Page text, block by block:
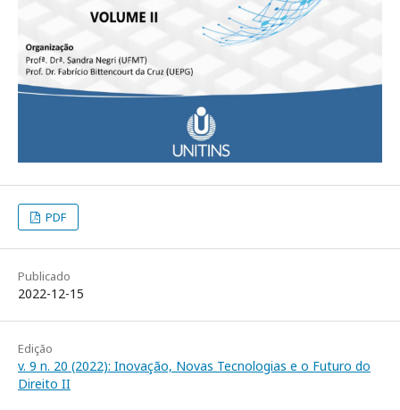
PDF
Publicado
2022-12-15
Edição
v. 9 n. 20 (2022): Inovação, Novas Tecnologias e o Futuro do
Direito II